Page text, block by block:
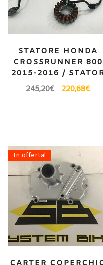
STATORE HONDA
CROSSRUNNER 800
2015-2016 /
245,20€ 220,68€
In offerta!